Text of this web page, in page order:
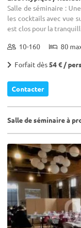
Salle de séminaire :
les cocktails avec vue
est clos pour la
10-160 80
Forfait dès54 € /
Contacter
Salle de séminaire à